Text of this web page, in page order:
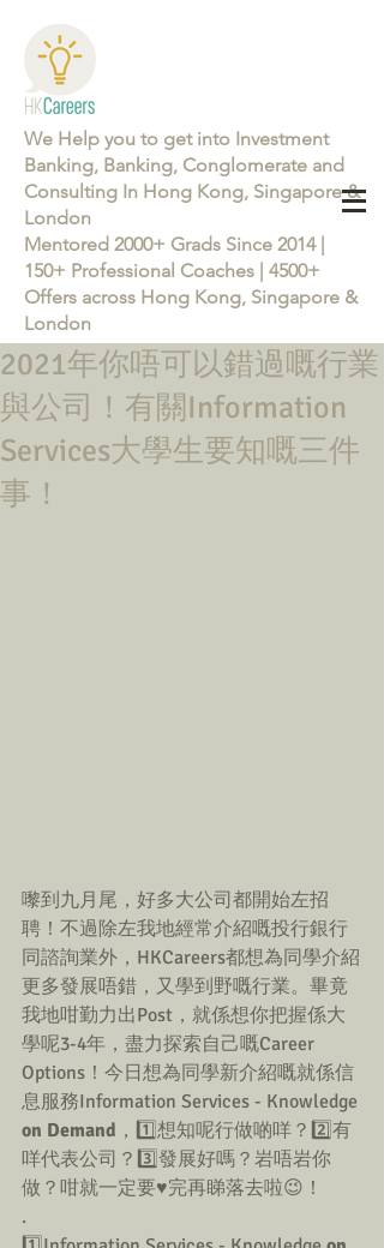
We Help you to get into Investment
Banking, Banking, Conglomerate and
Consulting In Hong Kong, Singapore &
London
Mentored 2000+ Grads Since 2014 |
150+ Professional Coaches | 4500+
Offers across Hong Kong, Singapore &
London
Learn more about the Career Training Program 26/27
2021年你唔可以錯過嘅行業
與公司！有關Information
Services大學生要知嘅三件
事！
嚟到九月尾，好多大公司都開始左招
聘！不過除左我地經常介紹嘅投行銀行
同諮詢業外，HKCareers都想為同學介紹
更多發展唔錯，又學到野嘅行業。畢竟
我地咁勤力出Post，就係想你把握係大
學呢3-4年，盡力探索自己嘅Career
Options！今日想為同學新介紹嘅就係信
息服務Information Services - Knowledge
on Demand ，1️⃣想知呢行做啲咩？2️⃣有
咩代表公司？3️⃣發展好嗎？岩唔岩你
做？咁就一定要♥️完再睇落去啦😉！
.